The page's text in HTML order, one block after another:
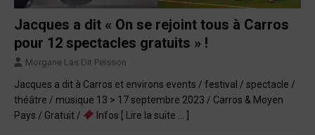
Jacques a dit « On se rejoint tous à Carros
pour 12 spectacles gratuits » !
Morgane Las Dit Peisson
Jacques a dit à Carros et environs events / festival / spectacle /
théâtre / musique 13 > 17 septembre 2023 / Carros & Moyen
Pays / Gratuit /
Infos [ Lire la suite … ]